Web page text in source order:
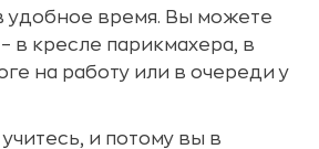
удобное время. Вы можете
в кресле парикмахера, в
на работу или в очереди у
и потому вы в